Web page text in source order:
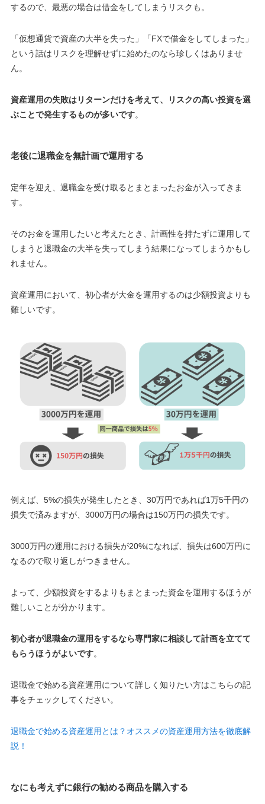
するので、 最悪の場合は借金をしてしまうリスクも 。
「仮想通貨で資産の大半を失った 」「FXで借金をしてしまった 」
という話はリスクを理解せずに始めたのなら珍しくはありませ
ん。
資産運用の失敗はリターンだけを考えて、リスクの高い投資を選
ぶことで発生するものが多いです。
老後に退職金を無計画で運用する
定年を迎え、退職金を受け取るとまとまったお金が入ってきま
す。
そのお金を運用したいと考えたとき、 計画性を持たずに運用して
しまうと退職金の大半を失ってしまう結果になってしまうかもし
れません。
資産運用において、初心者が大金を運用するのは少額投資よりも
難しいです。
例えば、 5%の損失が発生したとき、30万円であれば1万5千円の
損失で済みますが、3000万円の場合は150万円の損失です。
3000万円の運用における損失が20%になれば、損失は600万円に
なるので取り返しがつきません。
よって、少額投資をするよりもまとまった資金を運用するほうが
難しいことが分かります。
初心者が退職金の運用をするなら専門家に相談して計画を立てて
もらうほうがよいです。
退職金で始める資産運用について詳しく知りたい方はこちらの記
事をチェックしてください。
退職金で始める資産運用とは？オススメの資産運用方法を徹底解
説！
なにも考えずに銀行の勧める商品を購入する